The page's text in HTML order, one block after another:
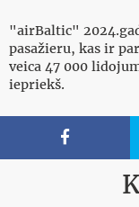
"airBaltic"
pasažieru, kas ir
veica 47 000
iepriekš.
